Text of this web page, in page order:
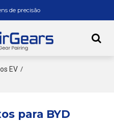
de precisão
EV /
para BYD